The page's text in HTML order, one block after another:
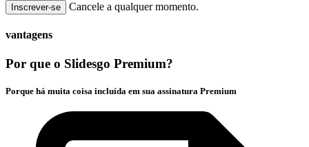
Inscrever-se Cancele a qualquer momento.
vantagens
Por que o Slidesgo Premium?
Porque há muita coisa incluída em sua assinatura Premium